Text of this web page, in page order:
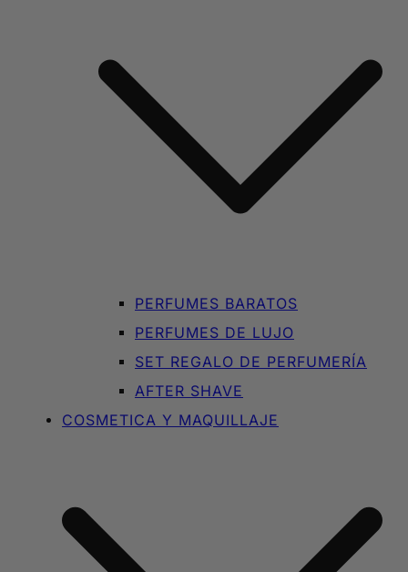
PERFUMES BARATOS
PERFUMES DE LUJO
SET REGALO DE PERFUMERÍA
AFTER SHAVE
COSMETICA Y MAQUILLAJE